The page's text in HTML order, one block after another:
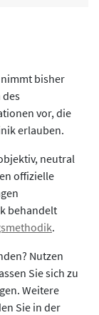
bisher
vor, die
erlauben.
neutral
offizielle
behandelt
.
Nutzen
Sie sich zu
Weitere
Sie in der